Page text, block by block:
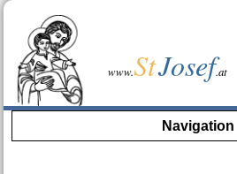
www.StJosef.at
Navigation